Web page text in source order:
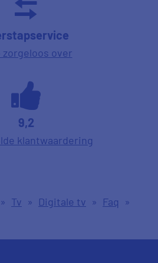
zorgeloos over
9,2
klantwaardering
» Tv » Digitale tv » Faq »